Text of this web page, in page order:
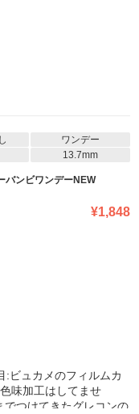
れは合わないのかわか
ててずっと視界白っぽ
ワンデー
13.7mm
バンビワンデーNEW
¥1,848
:ビュカメのフィルムカ
味加工はしてませ
でつけてきたグレコンの